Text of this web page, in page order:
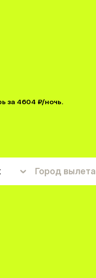
за 4604 ₽/ночь.
Город вылета